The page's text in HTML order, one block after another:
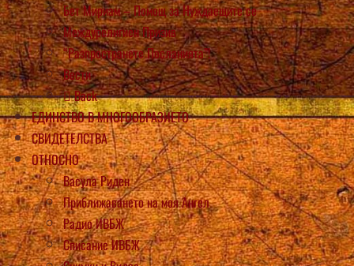
Бет Мириам – Помощ за Нуждаещите се
Междурелигиен Призив
“Разпространете Посланията”!
Вести
Back
ЕДИНСТВО В МНОГООБРАЗИЕТО
СВИДЕТЕЛСТВА
ОТНОСНО
Васула Риден
Приближаването на моя Ангел
Радио ИВБЖ
Списание ИВБЖ